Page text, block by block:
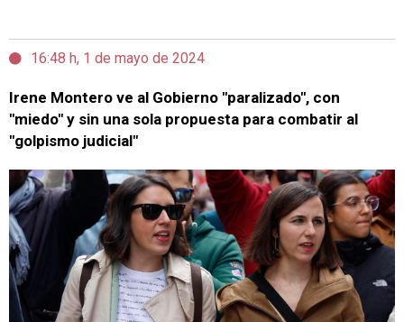
16:48 h, 1 de mayo de 2024
Irene Montero ve al Gobierno "paralizado", con
"miedo" y sin una sola propuesta para combatir al
"golpismo judicial"